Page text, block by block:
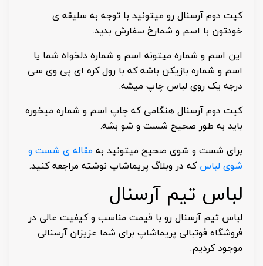
کیت دوم آرسنال رو میتونید با توجه به سلیقه ی
خودتون با اسم و شمارخ سفارش بدید.
این اسم و شماره میتونه اسم و شماره دلخواه شما یا
اسم و شماره بازیکن باشه که با رول کره ای پی وی سی
درجه یک روی لباس چاپ میشه.
کیت دوم آرسنال هنگامی که چاپ اسم و شماره میخوره
باید به طور صحیح شست و شو بشه.
برای شست و شوی صحیح میتونید به مقاله ی شست و
شوی لباسکه در وبلاگ پریماشاپ نوشته مراجعه کنید.
لباس تیم آرسنال
لباس تیم آرسنال رو با قیمت مناسب و کیفیت عالی در
فروشگاه فوتبالی پریماشاپ برای شما عزیزان آرسنالی
موجود کردیم.